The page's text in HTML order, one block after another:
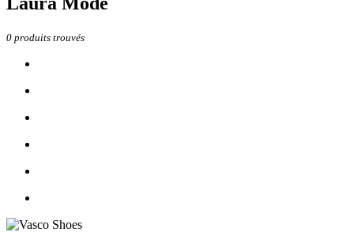
0 produits trouvés